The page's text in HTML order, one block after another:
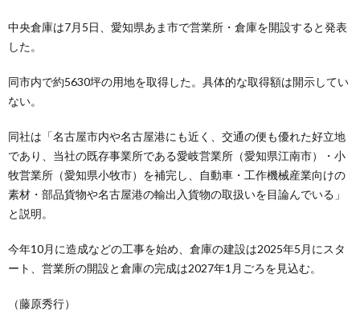
中央倉庫は7月5日、愛知県あま市で営業所・倉庫を開設すると発表
した。
同市内で約5630坪の用地を取得した。具体的な取得額は開示してい
ない。
同社は「名古屋市内や名古屋港にも近く、交通の便も優れた好立地
であり、当社の既存事業所である愛岐営業所（愛知県江南市）・小
牧営業所（愛知県小牧市）を補完し、自動車・工作機械産業向けの
素材・部品貨物や名古屋港の輸出入貨物の取扱いを目論んでいる」
と説明。
今年10月に造成などの工事を始め、倉庫の建設は2025年5月にスタ
ート、営業所の開設と倉庫の完成は2027年1月ごろを見込む。
（藤原秀行）